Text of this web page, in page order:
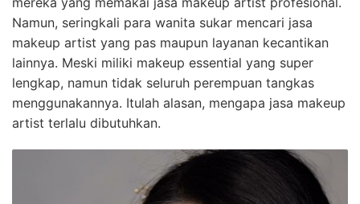
Namun, seringkali para wanita sukar mencari jasa
makeup artist yang pas maupun layanan kecantikan
lainnya. Meski miliki makeup essential yang super
lengkap, namun tidak seluruh perempuan tangkas
menggunakannya. Itulah alasan, mengapa jasa makeup
artist terlalu dibutuhkan.